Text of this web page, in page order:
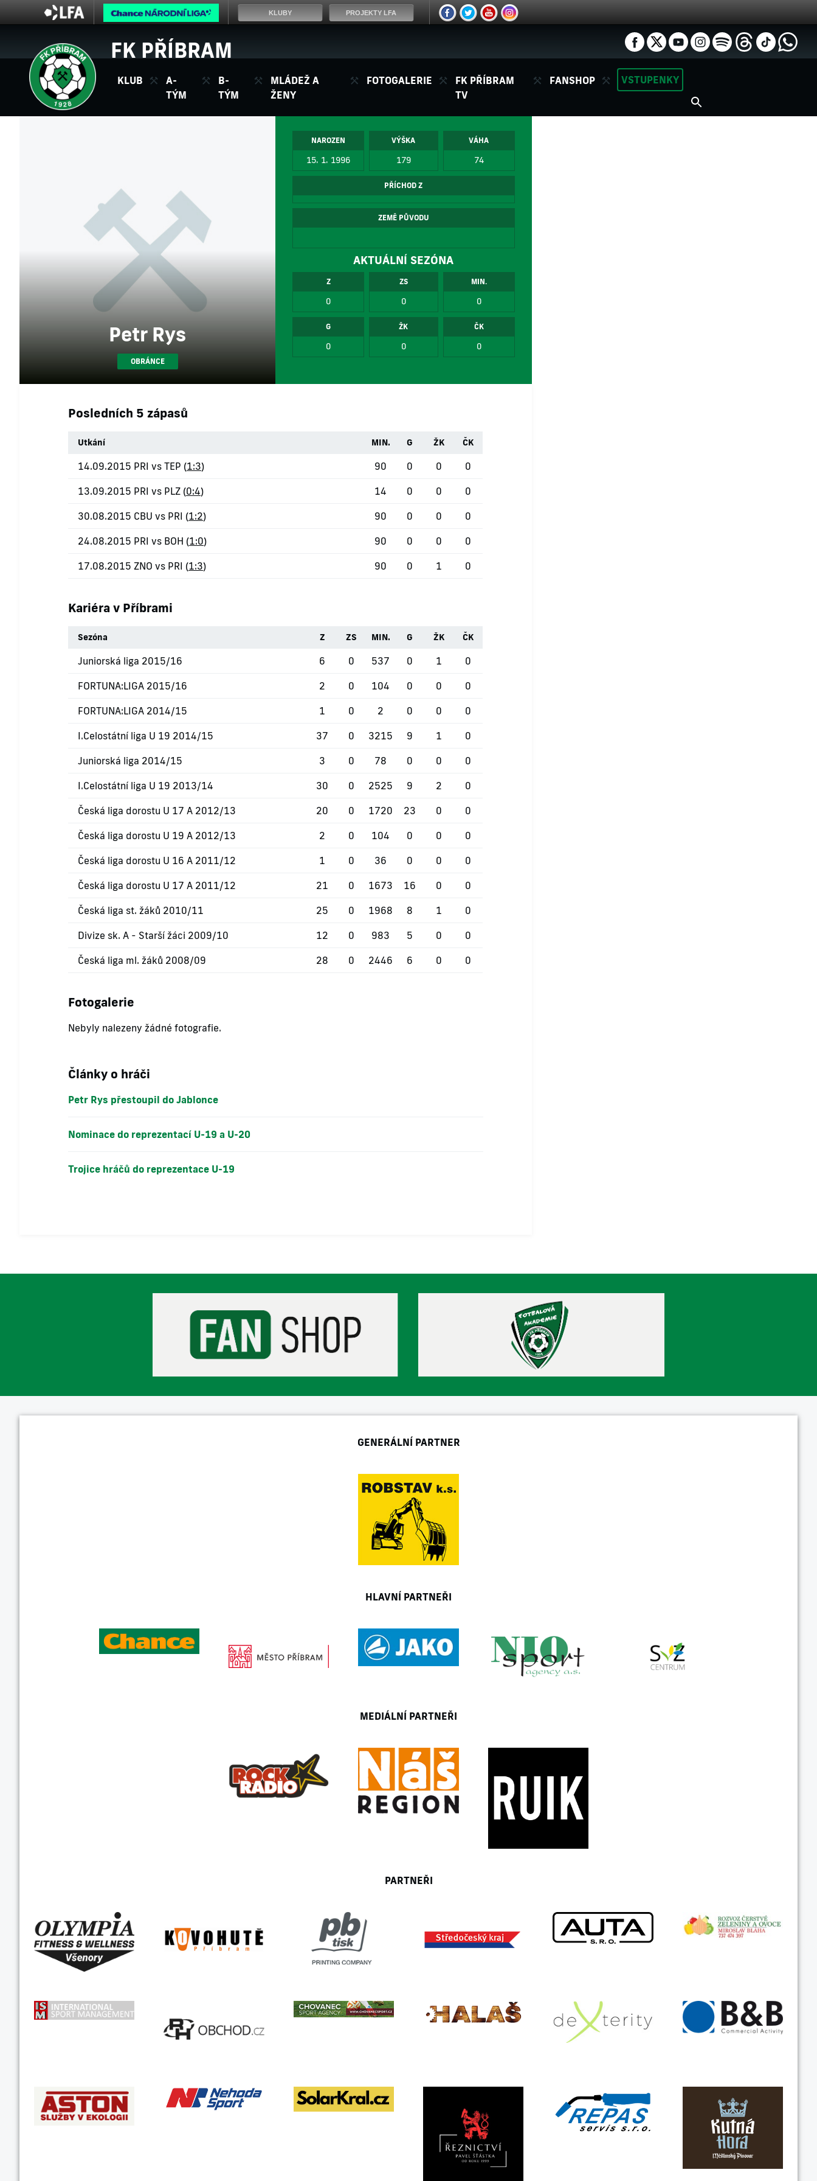
FK PŘÍBRAM
KLUB
A-
TÝM
B-
TÝM
MLÁDEŽ A
ŽENY
FOTOGALERIE
FK PŘÍBRAM
TV
FANSHOP VSTUPENKY
Petr Rys
OBRÁNCE
NAROZEN
15. 1. 1996
VÝŠKA
179
VÁHA
74
PŘÍCHOD Z
ZEMĚ PŮVODU
AKTUÁLNÍ SEZÓNA
Z
0
ZS
0
MIN.
0
G
0
ŽK
0
ČK
0
Posledních 5 zápasů
Utkání MIN. G ŽK ČK
14.09.2015 PRI vs TEP (1:3) 90 0 0 0
13.09.2015 PRI vs PLZ (0:4) 14 0 0 0
30.08.2015 CBU vs PRI (1:2) 90 0 0 0
24.08.2015 PRI vs BOH (1:0) 90 0 0 0
17.08.2015 ZNO vs PRI (1:3) 90 0 1 0
Kariéra v Příbrami
Sezóna Z ZS MIN. G ŽK ČK
Juniorská liga 2015/16 6 0 537 0 1 0
FORTUNA:LIGA 2015/16 2 0 104 0 0 0
FORTUNA:LIGA 2014/15 1 0 2 0 0 0
I.Celostátní liga U 19 2014/15 37 0 3215 9 1 0
Juniorská liga 2014/15 3 0 78 0 0 0
I.Celostátní liga U 19 2013/14 30 0 2525 9 2 0
Česká liga dorostu U 17 A 2012/13 20 0 1720 23 0 0
Česká liga dorostu U 19 A 2012/13 2 0 104 0 0 0
Česká liga dorostu U 16 A 2011/12 1 0 36 0 0 0
Česká liga dorostu U 17 A 2011/12 21 0 1673 16 0 0
Česká liga st. žáků 2010/11 25 0 1968 8 1 0
Divize sk. A - Starší žáci 2009/10 12 0 983 5 0 0
Česká liga ml. žáků 2008/09 28 0 2446 6 0 0
Fotogalerie
Nebyly nalezeny žádné fotografie.
Články o hráči
Petr Rys přestoupil do Jablonce
Nominace do reprezentací U-19 a U-20
Trojice hráčů do reprezentace U-19
GENERÁLNÍ PARTNER
HLAVNÍ PARTNEŘI
MEDIÁLNÍ PARTNEŘI
PARTNEŘI
KLUBY PROJEKTY LFA